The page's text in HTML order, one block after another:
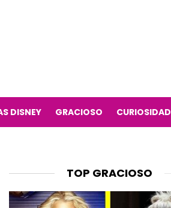
DISNEY GRACIOSO CURIOSIDAD
TOP GRACIOSO